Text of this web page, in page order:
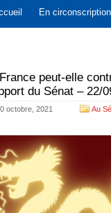
En circonscription
peut-elle
du Sénat – 22/
octobre, 2021 Au